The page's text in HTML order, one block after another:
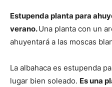
Estupenda planta para
verano.Una planta con un
ahuyentará a las moscas
La albahaca es estupenda
lugar bien soleado. Es una